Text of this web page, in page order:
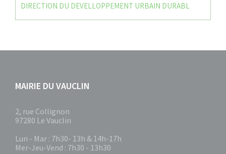
DIRECTION DU DEVELLOPPEMENT URBAIN DURABL
MAIRIE DU VAUCLIN
2, rue Collignon
97280 Le Vauclin
Lun - Mar : 7h30- 13h & 14h-17h
Mer-Jeu-Vend : 7h30 - 13h30